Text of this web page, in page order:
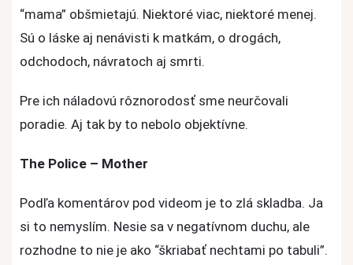
“mama” obšmietajú. Niektoré viac, niektoré menej.
Sú o láske aj nenávisti k matkám, o drogách,
odchodoch, návratoch aj smrti.
Pre ich náladovú rôznorodosť sme neurčovali
poradie. Aj tak by to nebolo objektívne.
The Police – Mother
Podľa komentárov pod videom je to zlá skladba. Ja
si to nemyslím. Nesie sa v negatívnom duchu, ale
rozhodne to nie je ako “škriabať nechtami po tabuli”.